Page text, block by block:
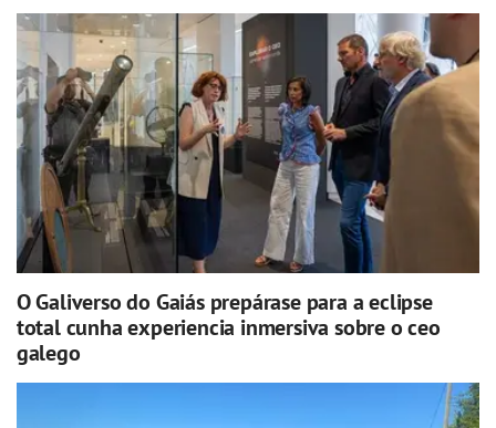
O Galiverso do Gaiás prepárase para a eclipse
total cunha experiencia inmersiva sobre o ceo
galego